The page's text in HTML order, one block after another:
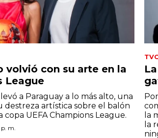
volvió con su arte en la
League
a Paraguay a lo más alto, una
destreza artística sobre el balón
copa UEFA Champions League.
m.
la
la